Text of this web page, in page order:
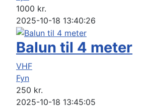
1000 kr.
2025-10-18 13:40:26
Balun til 4 meter
VHF
Fyn
250 kr.
2025-10-18 13:45:05